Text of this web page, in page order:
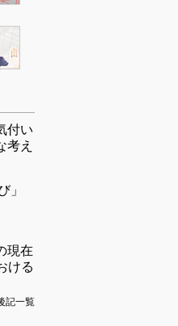
付い
考え
」
現在
ける
記一覧